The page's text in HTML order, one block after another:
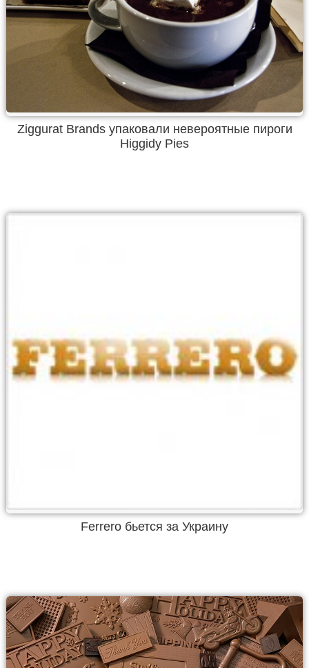
Ziggurat Brands упаковали невероятные пироги
Higgidy Pies
Ferrero бьется за Украину